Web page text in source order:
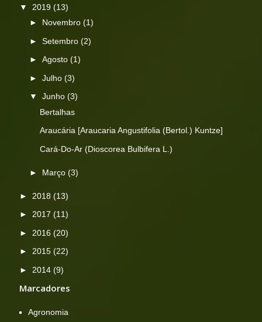
▼ 2019(13)
► Novembro(1)
►Setembro(2)
►Agosto(1)
►Julho(3)
▼Junho(3)
Bertalhas
Araucária [Araucaria Angustifolia (Bertol.) Kuntze]
Cará-Do-Ar (Dioscorea Bulbifera L.)
► Março(3)
► 2018(13)
►2017(11)
► 2016(20)
►2015(22)
► 2014(9)
Marcadores
Agronomia